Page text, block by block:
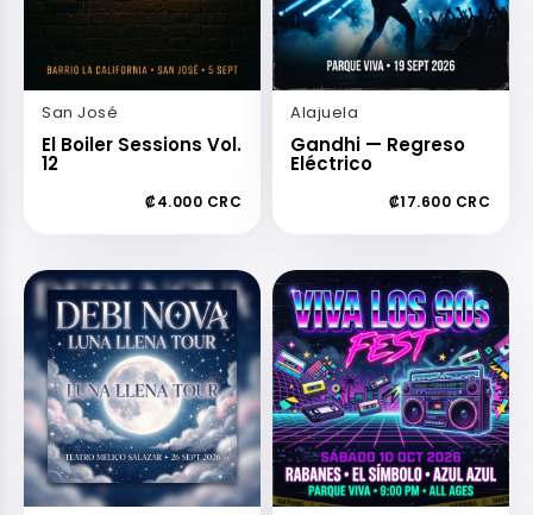
San José
El Boiler Sessions Vol.
12
₡4.000 CRC
Alajuela
Gandhi — Regreso
Eléctrico
₡17.600 CRC